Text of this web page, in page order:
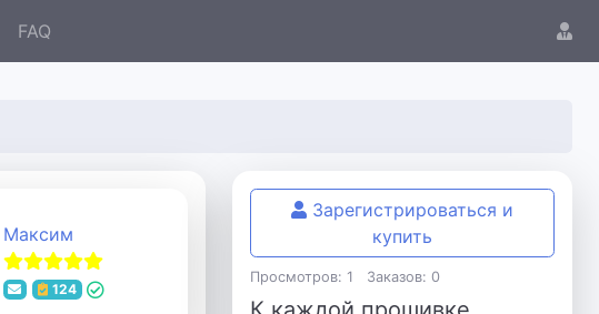
FAQ
Максим
124
Зарегистрироваться и
купить
Просмотров: 1 Заказов: 0